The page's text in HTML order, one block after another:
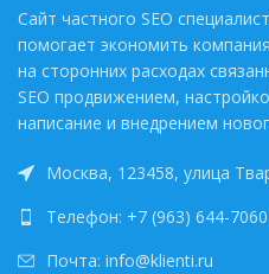
Сайт частного SEO
помогает экономить
на сторонних расходах
SEO продвижением,
написание и внедрением
Москва, 123458, улица
Телефон: +7 (963) 644-7060
Почта: info@klienti.ru